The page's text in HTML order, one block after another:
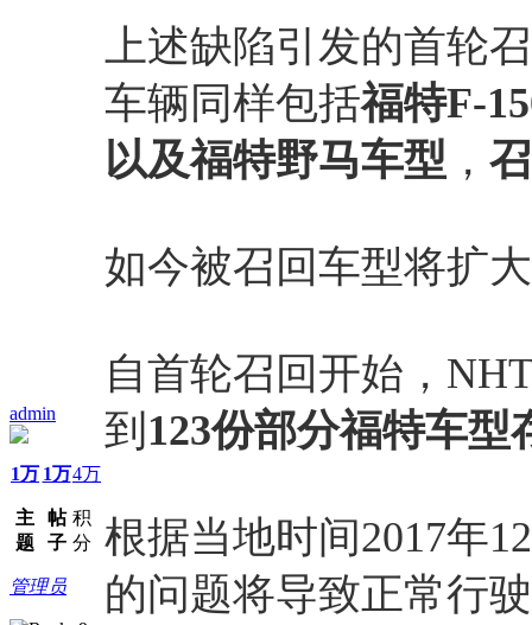
admin
1万
主
题
1万
帖
子
4万
积
分
管理员
上述缺陷引发的首轮
车辆同样包括福特F-
以及福特野马车型 ，
如今被召回车型将扩
自首轮召回开始，
到 123份部分福特车
根据当地时间2017年
的问题将导致正常行